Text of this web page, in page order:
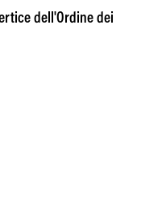
dell'Ordine dei